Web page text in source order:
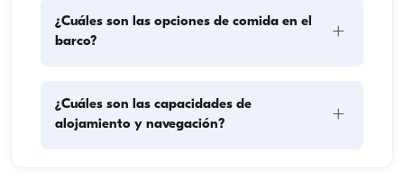
¿Cuáles son las opciones de comida en el
barco?
+
dos componentes principales: la compra de
provisiones y la preparación de los alimentos. Los
¿Cuáles son las capacidades de
alojamiento y navegación?
+